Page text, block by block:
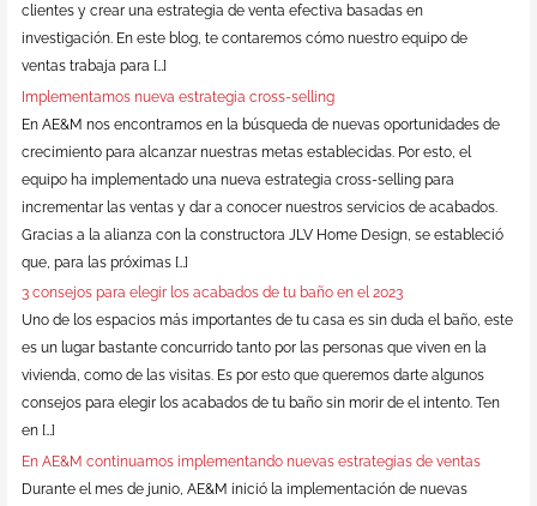
clientes y crear una estrategia de venta efectiva basadas en
investigación. En este blog, te contaremos cómo nuestro equipo de
ventas trabaja para […]
Implementamos nueva estrategia cross-selling
En AE&M nos encontramos en la búsqueda de nuevas oportunidades de
crecimiento para alcanzar nuestras metas establecidas. Por esto, el
equipo ha implementado una nueva estrategia cross-selling para
incrementar las ventas y dar a conocer nuestros servicios de acabados.
Gracias a la alianza con la constructora JLV Home Design, se estableció
que, para las próximas […]
3 consejos para elegir los acabados de tu baño en el 2023
Uno de los espacios más importantes de tu casa es sin duda el baño, este
es un lugar bastante concurrido tanto por las personas que viven en la
vivienda, como de las visitas. Es por esto que queremos darte algunos
consejos para elegir los acabados de tu baño sin morir de el intento. Ten
en […]
En AE&M continuamos implementando nuevas estrategias de ventas
Durante el mes de junio, AE&M inició la implementación de nuevas